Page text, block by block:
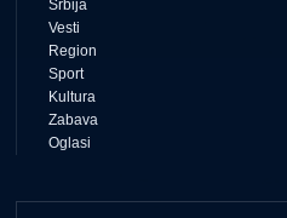
Srbija
Vesti
Region
Sport
Kultura
Zabava
Oglasi